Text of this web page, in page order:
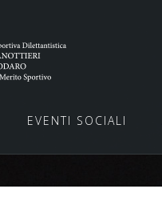
EVENTI SOCIALI